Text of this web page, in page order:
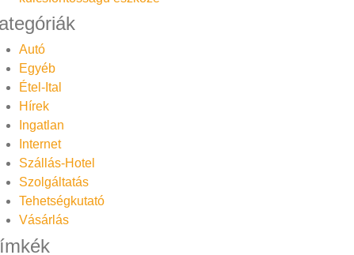
Autó
Egyéb
Étel-Ital
Hírek
Ingatlan
Internet
Szállás-Hotel
Szolgáltatás
Tehetségkutató
Vásárlás